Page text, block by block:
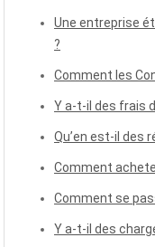
Une entreprise
?
Comment les
Y a-t-il des frais
Qu’en est-il des
Comment
Comment se
Y a-t-il des